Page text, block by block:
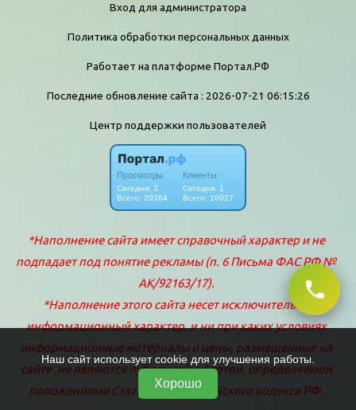
Наш сайт использует cookie для улучшения работы.
Хорошо
Вход для администратора
Политика обработки персональных данных
Работает на платформе Портал.РФ
Последние обновление сайта : 2026-07-21 06:15:26
Центр поддержки пользователей